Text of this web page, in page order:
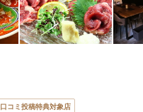
口コミ投稿特典対象店